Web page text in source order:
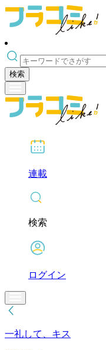
検索
連載
検索
ログイン
一礼して、キス